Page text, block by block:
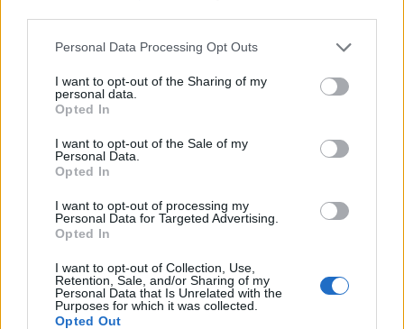
Personal Data Processing Opt Outs
I want to opt-out of the Sharing of my
personal data.
Opted In
I want to opt-out of the Sale of my
Personal Data.
Opted In
I want to opt-out of processing my
Personal Data for Targeted Advertising.
Opted In
I want to opt-out of Collection, Use,
Retention, Sale, and/or Sharing of my
Personal Data that Is Unrelated with the
Purposes for which it was collected.
Opted Out
Rizikuoja gyvybe, bet ne
pinigine: už maudynes
audringoje jūroje baudos
lieka neišrašytos(2)
Parduotuvės nebus -
paskirtis liks ta pati
Lietuva Klaipėda